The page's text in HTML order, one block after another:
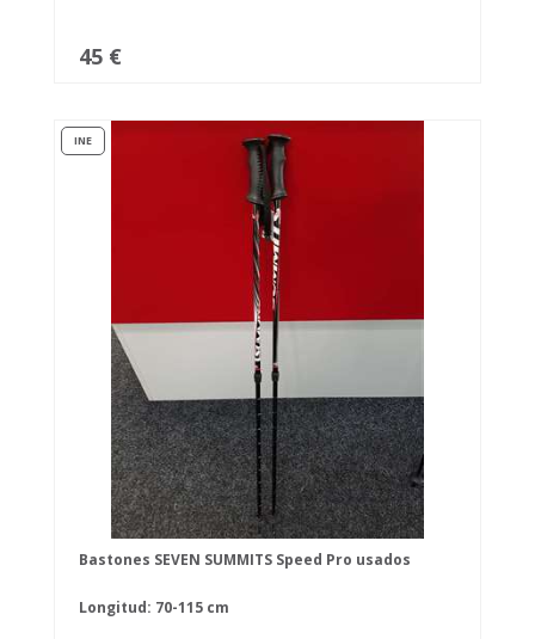
45 €
INE
Bastones SEVEN SUMMITS Speed Pro usados
Longitud: 70-115 cm